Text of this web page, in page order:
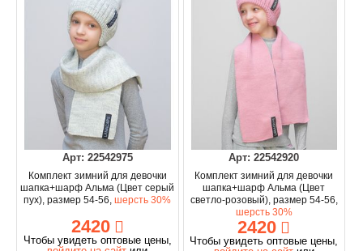
Арт: 22542975
Комплект зимний для девочки
шапка+шарф Альма (Цвет серый
пух), размер 54-56,шерсть 30%
2420
Чтобы увидеть оптовые цены,
Арт: 22542920
Комплект зимний для девочки
шапка+шарф Альма (Цвет
светло-розовый), размер 54-56,
шерсть 30%
2420
Чтобы увидеть оптовые цены,